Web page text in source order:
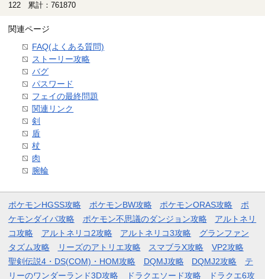
122 累計：761870
関連ページ
FAQ(よくある質問)
ストーリー攻略
バグ
パスワード
フェイの最終問題
関連リンク
剣
盾
杖
肉
腕輪
ポケモンHGSS攻略 ポケモンBW攻略 ポケモンORAS攻略
ポ
ケモンダイパ攻略
ポケモン不思議のダンジョン攻略
アルトネリ
コ攻略
アルトネリコ2攻略 アルトネリコ3攻略
グランファン
タズム攻略
リーズのアトリエ攻略 スマブラX攻略
VP2攻略
聖剣伝説4・DS(COM)・HOM攻略
DQMJ攻略 DQMJ2攻略
テ
リーのワンダーランド3D攻略
ドラクエソード攻略 ドラクエ6攻